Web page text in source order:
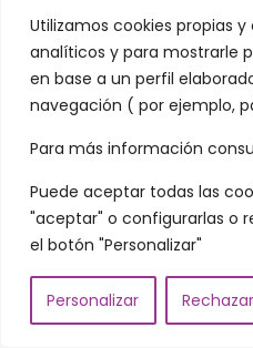
Utilizamos cookies propias
analíticos y para mostrarle
en base a un perfil
navegación ( por ejemplo,
Para más información
Puede aceptar todas las
"aceptar" o configurarlas o
el botón "Personalizar"
Personalizar